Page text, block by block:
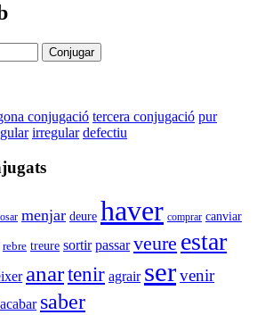
Conjugar
conjugació tercera conjugació pur
irregular defectiu
menjar deure haver comprar canviar
rebre treure sortir passar veure estar
anartenir agrair servenir
acabar saber